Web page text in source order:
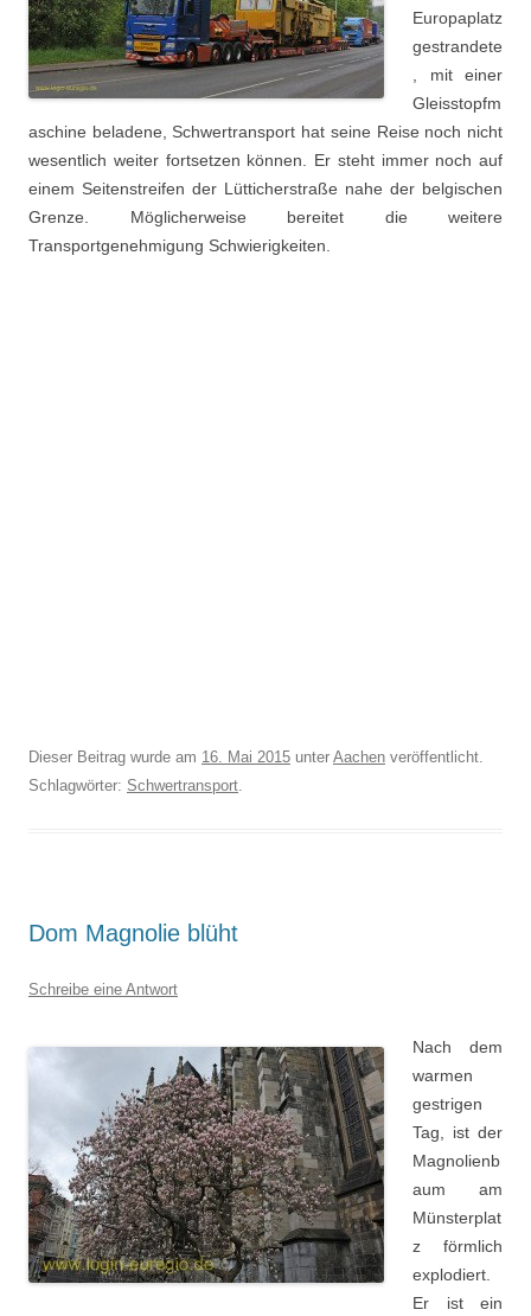
Europaplatz
gestrandete
, mit einer
Gleisstopfm
aschine beladene, Schwertransport hat seine Reise noch nicht
wesentlich weiter fortsetzen können. Er steht immer noch auf
einem Seitenstreifen der Lütticherstraße nahe der belgischen
Grenze. Möglicherweise bereitet die weitere
Transportgenehmigung Schwierigkeiten.
Dieser Beitrag wurde am 16. Mai 2015 unter Aachen veröffentlicht.
Schlagwörter: Schwertransport.
Dom Magnolie blüht
Schreibe eine Antwort
Nach dem
warmen
gestrigen
Tag, ist der
Magnolienb
aum am
Münsterplat
z förmlich
explodiert.
Er ist ein